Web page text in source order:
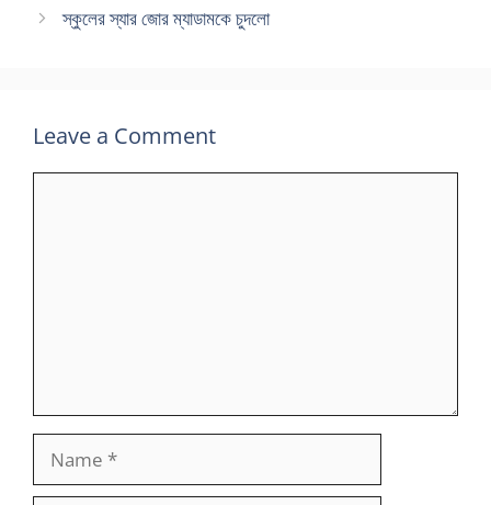
স্কুলের স্যার জোর ম্যাডামকে চুদলো
Leave a Comment